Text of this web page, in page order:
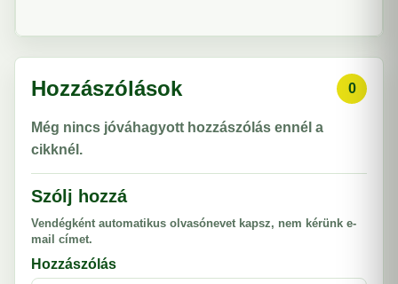
Hozzászólások 0
Még nincs jóváhagyott hozzászólás ennél a
cikknél.
Szólj hozzá
Vendégként automatikus olvasónevet kapsz, nem kérünk e-
mail címet.
Hozzászólás